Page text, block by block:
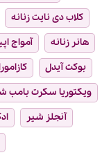
کلاب دی نایت زنانه
هانر زنانه
آمواج
بوکت آیدل
ویکتوریا سکرت بامب
آنجلز شیر